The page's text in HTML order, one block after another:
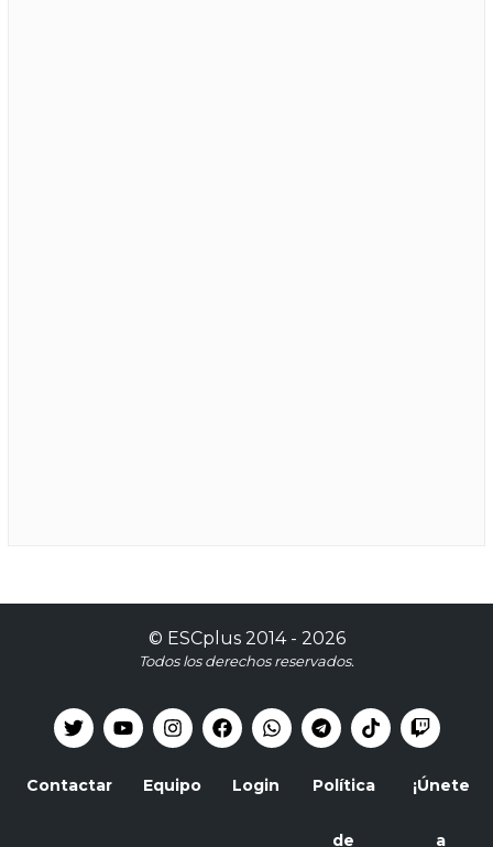
© ESCplus2014 - 2026
Todos los derechos reservados.
Contactar Equipo Login Política
de
¡Únete
a